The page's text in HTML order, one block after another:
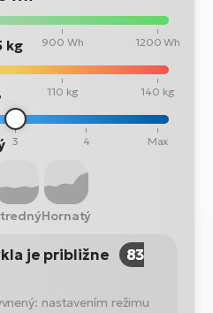
900 Wh 1200 Wh
kg
110 kg 140 kg
3 4 Max
Hornatý
je približne
83
nastavením režimu